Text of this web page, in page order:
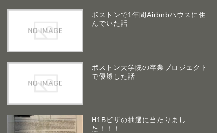
ボストンで1年間Airbnbハウスに住
んでいた話
ボストン大学院の卒業プロジェクト
で優勝した話
H1Bビザの抽選に当たりまし
た！！！